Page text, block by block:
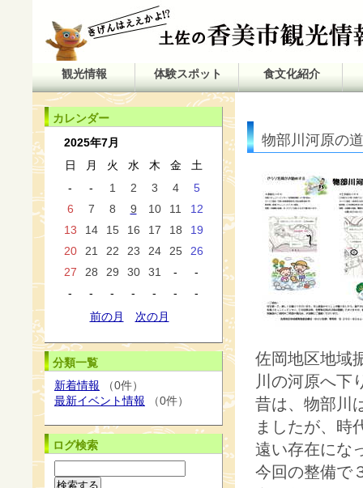
観光情報 体験スポット 食文化紹介
物部川河原の
佐岡地区地域
川の河原へ下
昔は、物部川
ましたが、時
遠い存在にな
今回の整備で
カレンダー
2025年7月
日
月 火 水 木 金
土
-
- 1 2 3 4
5
6
7 8 9 10 11
12
13
14 15 16 17 18
19
20
21 22 23 24 25
26
27
28 29 30 31 -
-
-
- - - - -
-
前の月
次の月
分類一覧
新着情報 （0件）
最新イベント情報 （0件）
ログ検索